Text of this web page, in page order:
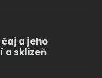
a jeho
a sklizeň